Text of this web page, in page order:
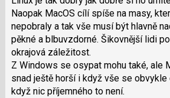
i
klávesy
N
pro
následující
a
P
Naopak MacOS cílí spíše na masy,
nepobraly a tak vše musí být hlavně
pěkné a blbuvzdorné. Šikovnější lidi
okrajová záležitost.
Z Windows se osypat mohu také, ale
snad ještě horší i když vše se obvykle
když nic příjemného to není.